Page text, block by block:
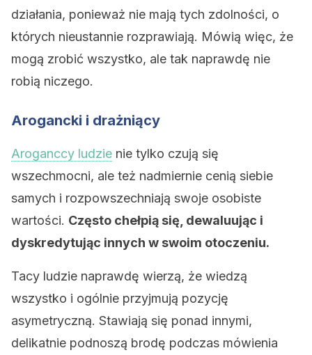
działania, ponieważ nie mają tych zdolności, o
których nieustannie rozprawiają. Mówią więc, że
mogą zrobić wszystko, ale tak naprawdę nie
robią niczego.
Arogancki i drażniący
Aroganccy ludzie nie tylko czują się
wszechmocni, ale też nadmiernie cenią siebie
samych i rozpowszechniają swoje osobiste
wartości. Często chełpią się, dewaluując i
dyskredytując innych w swoim otoczeniu.
Tacy ludzie naprawdę wierzą, że wiedzą
wszystko i ogólnie przyjmują pozycję
asymetryczną. Stawiają się ponad innymi,
delikatnie podnoszą brodę podczas mówienia